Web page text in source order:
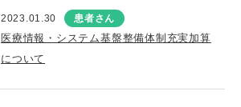
2023.01.30 患者さん
医療情報・システム基盤整備体制充実加算
について